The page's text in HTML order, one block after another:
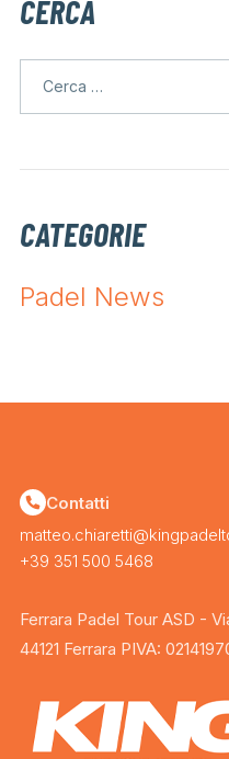
CERCA
CATEGORIE
Padel News
Contatti
+39 351 500 5468
Ferrara Padel Tour ASD -
44121 Ferrara PIVA: